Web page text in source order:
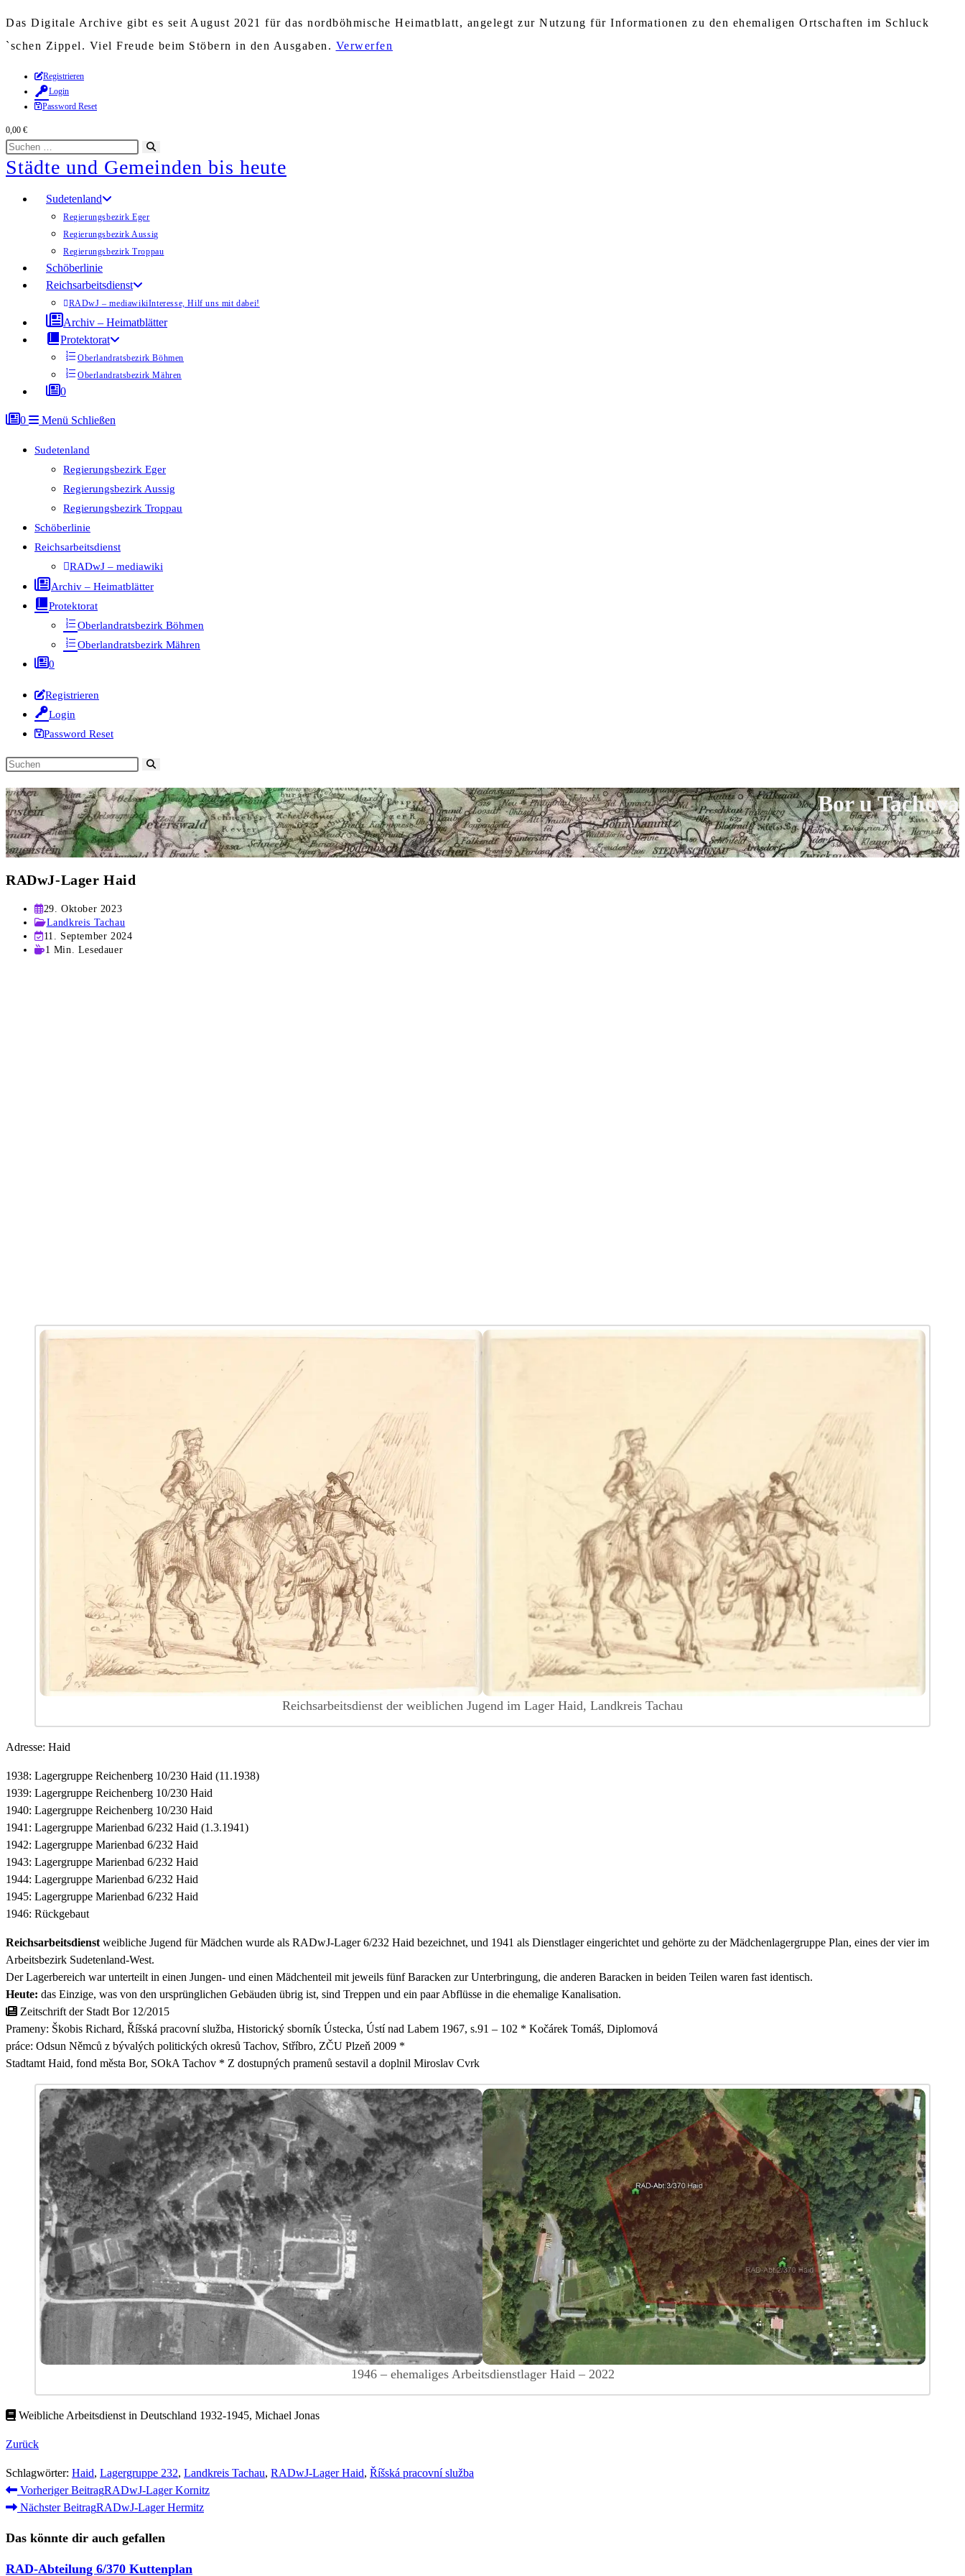
Das Digitale Archive gibt es seit August 2021 für das nordböhmische Heimatblatt, angelegt zur Nutzung für Informationen zu den ehemaligen Ortschaften im Schluck
`schen Zippel. Viel Freude beim Stöbern in den Ausgaben. Verwerfen
Zum
Inhalt
springen
Registrieren
Login
Password Reset
0,00 €
Diese
Website
durchsuchen
starten
Städte und Gemeinden bis heute
Sudetenland
Regierungsbezirk Eger
Regierungsbezirk Aussig
Regierungsbezirk Troppau
Schöberlinie
Reichsarbeitsdienst
RADwJ – mediawikiInteresse, Hilf uns mit dabei!
Archiv – Heimatblätter
Protektorat
Oberlandratsbezirk Böhmen
Oberlandratsbezirk Mähren
0
0 Menü Schließen
Sudetenland
Regierungsbezirk Eger
Regierungsbezirk Aussig
Regierungsbezirk Troppau
Schöberlinie
Reichsarbeitsdienst
RADwJ – mediawiki
Archiv – Heimatblätter
Protektorat
Oberlandratsbezirk Böhmen
Oberlandratsbezirk Mähren
0
Registrieren
Login
Password Reset
Diese
durchsuchen
Bor u Tachova
RADwJ-Lager Haid
Beitrag
veröffentlicht:
29. Oktober 2023
Beitrags-
Kategorie:
Landkreis Tachau
Beitrag
zuletzt
11. September 2024
Lesedauer:
1 Min. Lesedauer
Reichsarbeitsdienst der weiblichen Jugend im Lager Haid, Landkreis Tachau
Adresse: Haid
1938: Lagergruppe Reichenberg 10/230 Haid (11.1938)
1939: Lagergruppe Reichenberg 10/230 Haid
1940: Lagergruppe Reichenberg 10/230 Haid
1941: Lagergruppe Marienbad 6/232 Haid (1.3.1941)
1942: Lagergruppe Marienbad 6/232 Haid
1943: Lagergruppe Marienbad 6/232 Haid
1944: Lagergruppe Marienbad 6/232 Haid
1945: Lagergruppe Marienbad 6/232 Haid
1946: Rückgebaut
Reichsarbeitsdienst weibliche Jugend für Mädchen wurde als RADwJ-Lager 6/232 Haid bezeichnet, und 1941 als Dienstlager eingerichtet und gehörte zu der Mädchenlagergruppe Plan, eines der vier im
Arbeitsbezirk Sudetenland-West.
Der Lagerbereich war unterteilt in einen Jungen- und einen Mädchenteil mit jeweils fünf Baracken zur Unterbringung, die anderen Baracken in beiden Teilen waren fast identisch.
Heute: das Einzige, was von den ursprünglichen Gebäuden übrig ist, sind Treppen und ein paar Abflüsse in die ehemalige Kanalisation.
Zeitschrift der Stadt Bor 12/2015
Prameny: Škobis Richard, Říšská pracovní služba, Historický sborník Ústecka, Ústí nad Labem 1967, s.91 – 102 * Kočárek Tomáš, Diplomová
práce: Odsun Němců z bývalých politických okresů Tachov, Stříbro, ZČU Plzeň 2009 *
Stadtamt Haid, fond města Bor, SOkA Tachov * Z dostupných pramenů sestavil a doplnil Miroslav Cvrk
1946 – ehemaliges Arbeitsdienstlager Haid – 2022
Weibliche Arbeitsdienst in Deutschland 1932-1945, Michael Jonas
Zurück
Schlagwörter: Haid, Lagergruppe 232, Landkreis Tachau, RADwJ-Lager Haid, Říšská pracovní služba
Weitere
Artikel
ansehen
Vorheriger BeitragRADwJ-Lager Kornitz
Nächster BeitragRADwJ-Lager Hermitz
Das könnte dir auch gefallen
RAD-Abteilung 6/370 Kuttenplan